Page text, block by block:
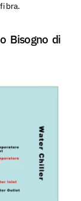
Bisogno di